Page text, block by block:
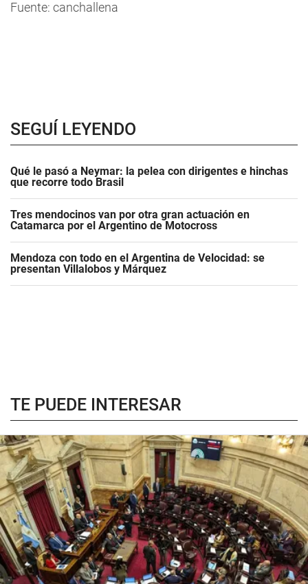
Fuente: canchallena
SEGUÍ LEYENDO
Qué le pasó a Neymar: la pelea con dirigentes e hinchas
que recorre todo Brasil
Tres mendocinos van por otra gran actuación en
Catamarca por el Argentino de Motocross
Mendoza con todo en el Argentina de Velocidad: se
presentan Villalobos y Márquez
TE PUEDE INTERESAR